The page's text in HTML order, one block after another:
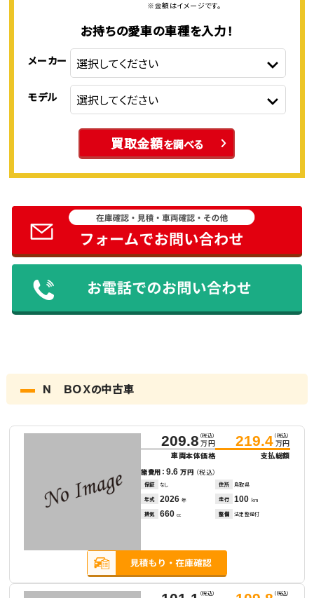
※金額はイメージです。
お持ちの愛車の車種を入力！
メーカー
モデル
買取金額を調べる
Ｎ ＢＯＸの中古車
209.8 （税込）
万円
車両本体価格
219.4 （税込）
万円
支払総額
諸費用：9.6万円 （税込）
保証 なし 住所 鳥取県
年式 2026 年 走行 100 km
排気 660 cc 整備 法定整備付
（税込） （税込）